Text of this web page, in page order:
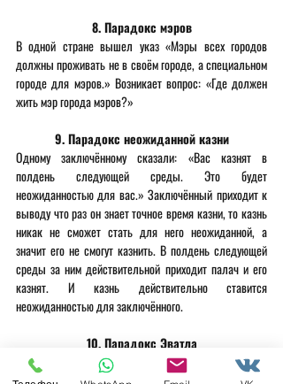
8. Парадокс мэров
В одной стране вышел указ «Мэры всех городов
должны проживать не в своём городе, а специальном
городе для мэров.» Возникает вопрос: «Где должен
жить мэр города мэров?»
9. Парадокс неожиданной казни
Одному заключённому сказали: «Вас казнят в
полдень следующей среды. Это будет
неожиданностью для вас.» Заключённый приходит к
выводу что раз он знает точное время казни, то казнь
никак не сможет стать для него неожиданной, а
значит его не смогут казнить. В полдень следующей
среды за ним действительной приходит палач и его
казнят. И казнь действительно ставится
неожиданностью для заключённого.
10. Парадокс Эватла
Это древняя логическая задача, суть которой такова:
«Некий учитель Протагор взял к себе в ученики